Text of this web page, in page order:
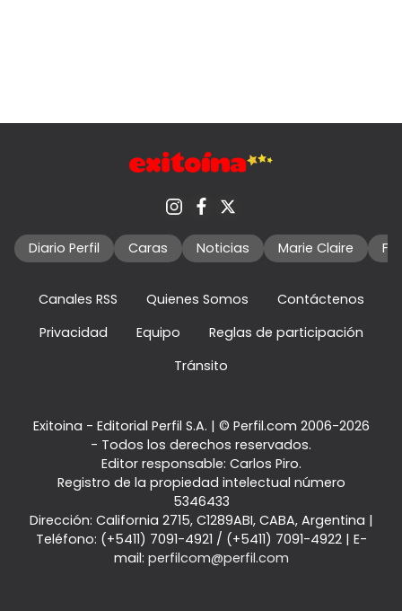
Diario Perfil Caras Noticias Marie Claire
Canales RSS Quienes Somos
Contáctenos
Privacidad
Equipo
Reglas de participación
Tránsito
Exitoina - Editorial Perfil S.A. | © Perfil.com 2006-2026
- Todos los derechos reservados.
Editor responsable: Carlos Piro.
Registro de la propiedad intelectual número
5346433
Dirección: California 2715, C1289ABI, CABA, Argentina |
Teléfono: (+5411) 7091-4921 / (+5411) 7091-4922| E-
mail: perfilcom@perfil.com